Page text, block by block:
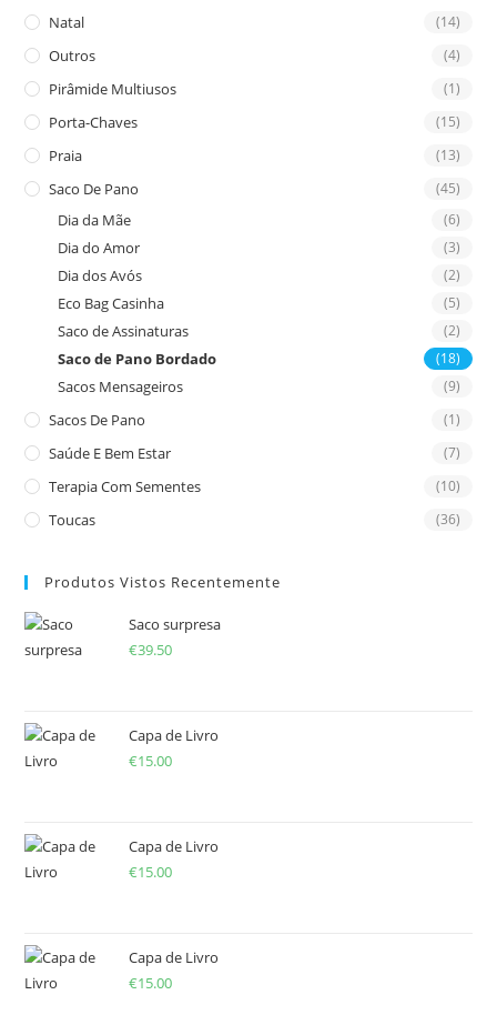
Natal (14)
Outros (4)
Pirâmide Multiusos (1)
Porta-Chaves (15)
Praia (13)
Saco De Pano (45)
Dia da Mãe (6)
Dia do Amor (3)
Dia dos Avós (2)
Eco Bag Casinha (5)
Saco de Assinaturas (2)
Saco de Pano Bordado (18)
Sacos Mensageiros (9)
Sacos De Pano (1)
Saúde E Bem Estar (7)
Terapia Com Sementes (10)
Toucas (36)
Produtos Vistos Recentemente
Saco surpresa
€39.50
Capa de Livro
€15.00
Capa de Livro
€15.00
Capa de Livro
€15.00